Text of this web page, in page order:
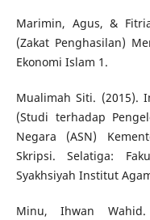
Marimin, Agus, &
(Zakat Penghasilan)
Ekonomi Islam 1.
Mualimah Siti. (2015).
(Studi terhadap
Negara (ASN)
Skripsi. Selatiga:
Syakhsiyah Institut
Minu, Ihwan